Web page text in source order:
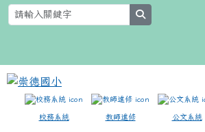
跳至主內容區
崇德國小
校務系統 教師進修 公文系統